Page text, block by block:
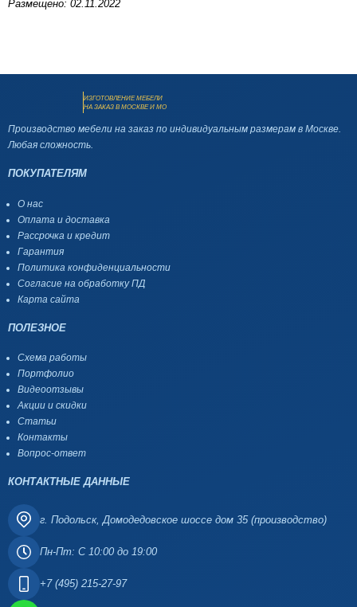
Размещено: 02.11.2022
ИЗГОТОВЛЕНИЕ МЕБЕЛИ
НА ЗАКАЗ В МОСКВЕ И МО
Производство мебели на заказ по индивидуальным размерам в Москве.
Любая сложность.
ПОКУПАТЕЛЯМ
О нас
Оплата и доставка
Рассрочка и кредит
Гарантия
Политика конфиденциальности
Согласие на обработку ПД
Карта сайта
ПОЛЕЗНОЕ
Схема работы
Портфолио
Видеоотзывы
Акции и скидки
Статьи
Контакты
Вопрос-ответ
КОНТАКТНЫЕ ДАННЫЕ
г. Подольск, Домодедовское шоссе дом 35 (производство)
Пн-Пт: С 10:00 до 19:00
+7 (495) 215-27-97